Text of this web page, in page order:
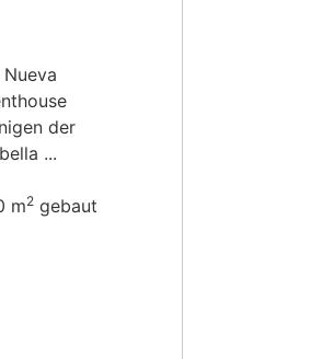
der
...
m2 gebaut